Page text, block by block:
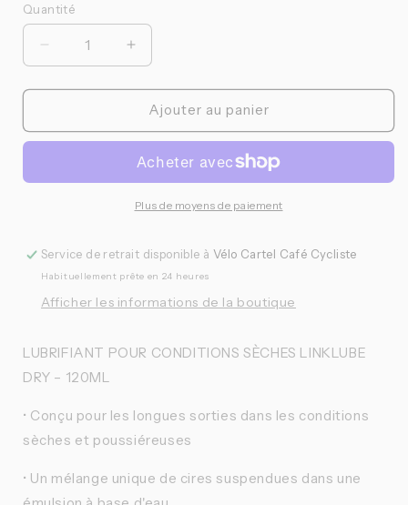
Quantité
Quantité
Réduire
la
quantité
Peaty&#39;s
pour
dry
-
120ml
Augmenter
la
quantité
Peaty&#39;s
Lubrifiant
pour
conditions
dry
-
120ml
Ajouter au panier
Plus de moyens de paiement
Service de retrait disponible à Vélo Cartel Café Cycliste
Habituellement prête en 24 heures
Afficher les informations de la boutique
LUBRIFIANT POUR CONDITIONS SÈCHES LINKLUBE
DRY – 120ML
• Conçu pour les longues sorties dans les conditions
sèches et poussiéreuses
• Un mélange unique de cires suspendues dans une